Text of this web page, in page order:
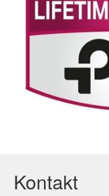
Kontakt